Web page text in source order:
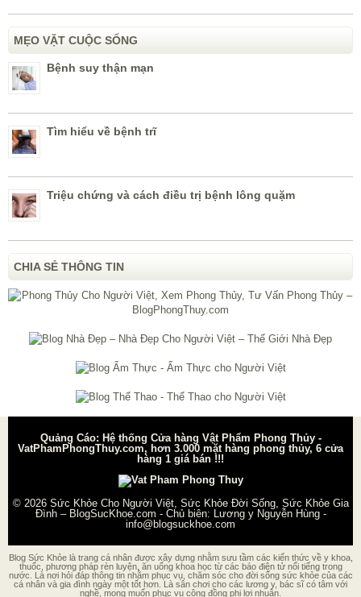
MẸO VẶT CUỘC SỐNG
Bệnh suy thận mạn
Tìm hiểu về bệnh trĩ
Triệu chứng và cách điều trị bệnh lông quặm
CHIA SẺ THÔNG TIN
Quảng Cáo: Hệ thống Cửa hàng Vật Phẩm Phong Thủy -
VatPhamPhongThuy.com, hơn 3.000 mặt hàng phong thủy, 6 cửa
hàng 1 giá bán !!!
© 2026 Sức Khỏe Cho Người Việt, Sức Khỏe Đời Sống, Sức Khỏe Gia
Đình – BlogSucKhoe.com - Chủ biên: Lương y Nguyễn Hùng-
info@blogsuckhoe.com
Blog Sức Khỏe là trang cá nhân được xây dựng nhằm sưu tầm các kiến thức về y khoa,
thuốc, phương pháp rèn luyện, ăn uống khoa học từ các báo điện tử nổi tiếng trong
nước. Là nơi hỏi đáp thông tin nhằm phục vụ, chăm sóc cho đời sống sức khỏe của các
cá nhân và gia đình ngày một tốt hơn. Là sân chơi cho các lương y, bác sĩ có tâm với
nghề, mong muốn phục vụ cộng đồng phi lợi nhuận.